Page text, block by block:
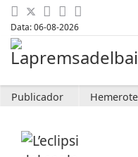
Data: 06-08-2026
Publicador